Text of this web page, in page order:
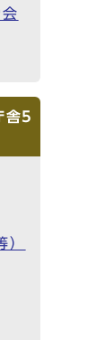
舎5
）